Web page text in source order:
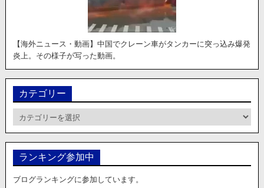
【海外ニュース・動画】中国でクレーン車がタンカーに突っ込み爆発
炎上。その様子が写った動画。
カテゴリー
テ
リ
ランキング参加中
ブログランキングに参加しています。